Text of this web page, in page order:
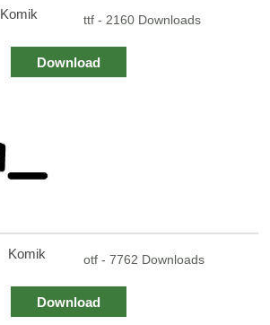
Komik ttf - 2160 Downloads
Download
Komik otf - 7762 Downloads
Download